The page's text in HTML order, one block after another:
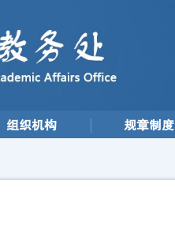
组织机构 规章制度